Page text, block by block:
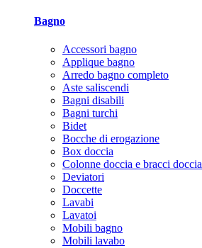
Bagno
Accessori bagno
Applique bagno
Arredo bagno completo
Aste saliscendi
Bagni disabili
Bagni turchi
Bidet
Bocche di erogazione
Box doccia
Colonne doccia e bracci doccia
Deviatori
Doccette
Lavabi
Lavatoi
Mobili bagno
Mobili lavabo